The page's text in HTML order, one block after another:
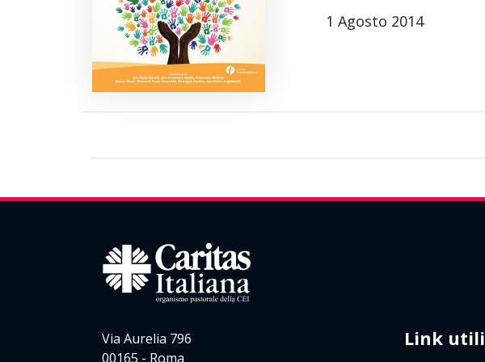
1 Agosto 2014
Via Aurelia 796
00165 - Roma
Link utili